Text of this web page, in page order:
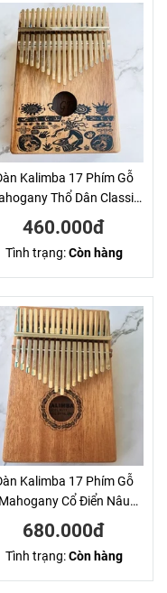
Kalimba 17 Phím Gỗ
Thổ Dân Classic
KaLinh
460.000đ
Tình trạng:Còn hàng
Kalimba 17 Phím Gỗ
Mahogany Cổ Điển Nâu
Sáng Hluru KaLinh
680.000đ
Tình trạng:Còn hàng